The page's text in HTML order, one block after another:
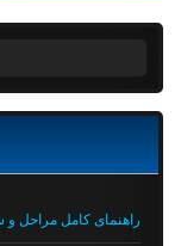
راهنمای کامل مراحل و شرایط